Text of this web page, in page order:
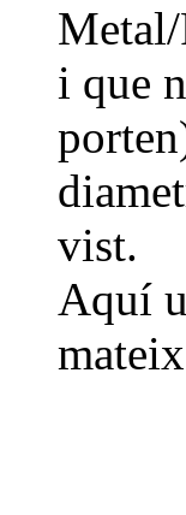
i que
vist.
Aquí